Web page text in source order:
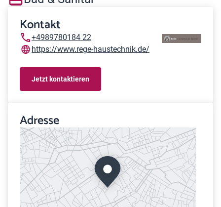
Kontakt
+4989780184 22
https://www.rege-haustechnik.de/
Jetzt kontaktieren
Adresse